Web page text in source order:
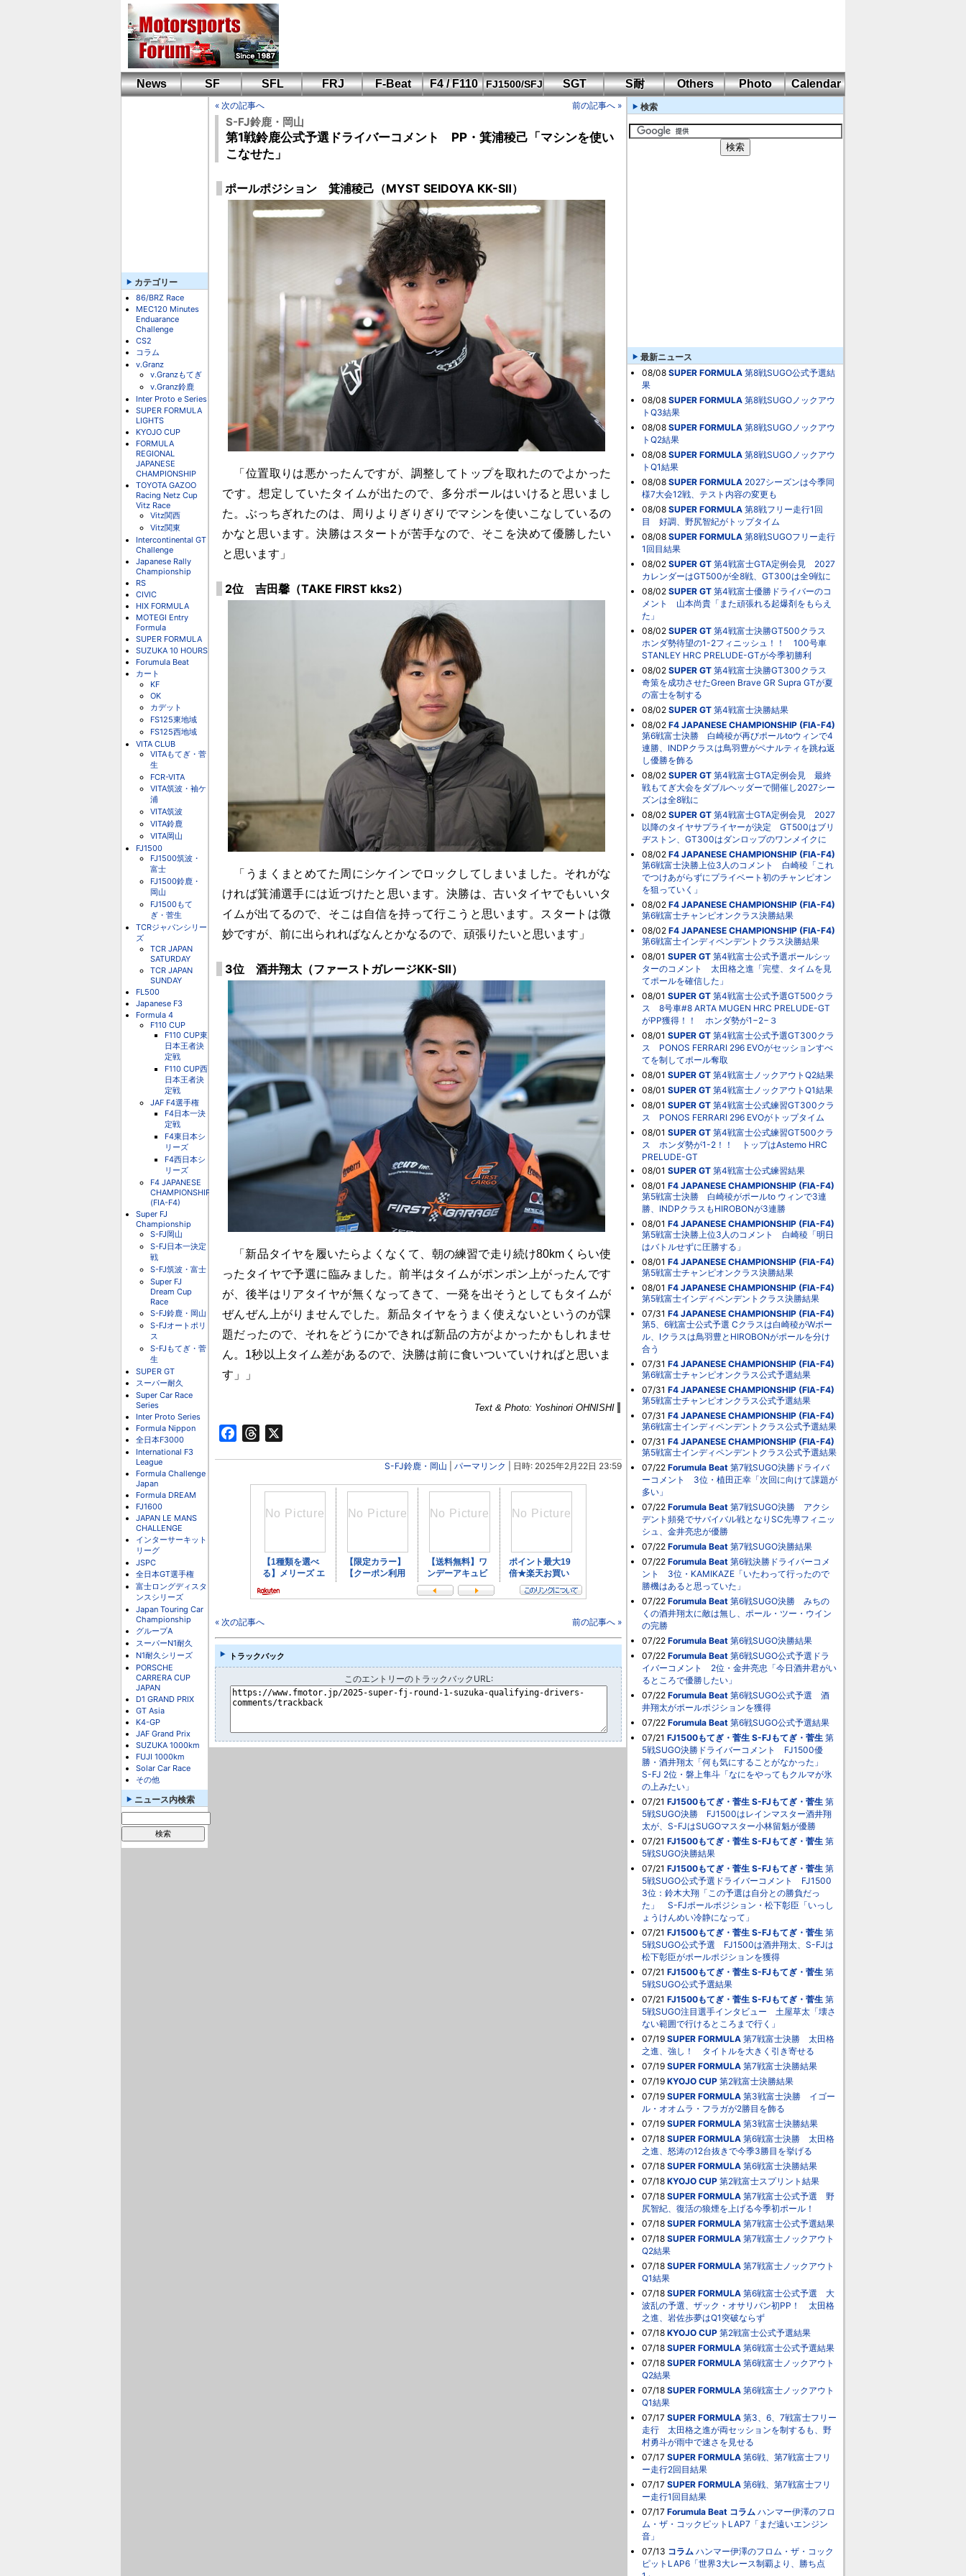
News SF SFL FRJ F-Beat
F4 / F110
FJ1500/SFJ SGT S耐 Others Photo Calendar
カテゴリー
86/BRZ Race
MEC120 Minutes
Enduarance
Challenge
CS2
コラム
v.Granz
v.Granzもてぎ
v.Granz鈴鹿
Inter Proto e Series
SUPER FORMULA
LIGHTS
KYOJO CUP
FORMULA
REGIONAL
JAPANESE
CHAMPIONSHIP
TOYOTA GAZOO
Racing Netz Cup
Vitz Race
Vitz関西
Vitz関東
Intercontinental GT
Challenge
Japanese Rally
Championship
RS
CIVIC
HIX FORMULA
MOTEGI Entry
Formula
SUPER FORMULA
SUZUKA 10 HOURS
Forumula Beat
カート
KF
OK
カデット
FS125東地域
FS125西地域
VITA CLUB
VITAもてぎ・菅
生
FCR-VITA
VITA筑波・袖ケ
浦
VITA筑波
VITA鈴鹿
VITA岡山
FJ1500
FJ1500筑波・
富士
FJ1500鈴鹿・
岡山
FJ1500もて
ぎ・菅生
TCRジャパンシリー
ズ
TCR JAPAN
SATURDAY
TCR JAPAN
SUNDAY
FL500
Japanese F3
Formula 4
F110 CUP
F110 CUP東
日本王者決
定戦
F110 CUP西
日本王者決
定戦
JAF F4選手権
F4日本一決
定戦
F4東日本シ
リーズ
F4西日本シ
リーズ
F4 JAPANESE
CHAMPIONSHIP
(FIA-F4)
Super FJ
Championship
S-FJ岡山
S-FJ日本一決定
戦
S-FJ筑波・富士
Super FJ
Dream Cup
Race
S-FJ鈴鹿・岡山
S-FJオートポリ
ス
S-FJもてぎ・菅
生
SUPER GT
スーパー耐久
Super Car Race
Series
Inter Proto Series
Formula Nippon
全日本F3000
International F3
League
Formula Challenge
Japan
Formula DREAM
FJ1600
JAPAN LE MANS
CHALLENGE
インターサーキット
リーグ
JSPC
全日本GT選手権
富士ロングディスタ
ンスシリーズ
Japan Touring Car
Championship
グループA
スーパーN1耐久
N1耐久シリーズ
PORSCHE
CARRERA CUP
JAPAN
D1 GRAND PRIX
GT Asia
K4-GP
JAF Grand Prix
SUZUKA 1000km
FUJI 1000km
Solar Car Race
その他
ニュース内検索
« 次の記事へ 前の記事へ »
S-FJ鈴鹿・岡山
第1戦鈴鹿公式予選ドライバーコメント PP・箕浦稜己「マシンを使い
こなせた」
ポールポジション 箕浦稜己（MYST SEIDOYA KK-SⅡ）
「位置取りは悪かったんですが、調整してトップを取れたのでよかった
です。想定していたタイムが出たので、多分ポールはいけると思いまし
た。ぶっちぎれたのは、周りよりぎりぎりでマシンを使いこなしているの
かなと思います。決勝はスタートが苦手なので、そこを決めて優勝したい
と思います」
2位 吉田馨（TAKE FIRST kks2）
「うまくまとめてた周にシケインでロックしてしまいました。それがな
ければ箕浦選手には近づけたと思います。決勝は、古いタイヤでもいいタ
イムが出てるので、そこは自信を持って行こうと思います。スタートは微
妙ですが、前に出られればなんとかなるので、頑張りたいと思います」
3位 酒井翔太（ファーストガレージKK-SⅡ）
「新品タイヤを履いたらよくなくて、朝の練習で走り続け80kmくらい使
ったタイヤで予選に臨みました。前半はタイムがポンポン上がったんです
が、後半はリアタイヤが無くなってきて、一発を出そうとしてもタイムが
ぜんぜん上がりませんでした。新品タイヤをうまく使えないというのが課
題だったので、それをどうにかできれば新品の方がよかったかもしれませ
ん。1秒以上タイム差があるので、決勝は前に食いついていければと思いま
す」」
Text & Photo: Yoshinori OHNISHI
Facebook
Threads
S-FJ鈴鹿・岡山 パーマリンク | 日時: 2025年2月22日 23:59
« 次の記事へ 前の記事へ »
トラックバック
このエントリーのトラックバックURL:
検索
最新ニュース
08/08 SUPER FORMULA 第8戦SUGO公式予選結
果
08/08 SUPER FORMULA 第8戦SUGOノックアウ
トQ3結果
08/08 SUPER FORMULA 第8戦SUGOノックアウ
トQ2結果
08/08 SUPER FORMULA 第8戦SUGOノックアウ
トQ1結果
08/08 SUPER FORMULA 2027シーズンは今季同
様7大会12戦、テスト内容の変更も
08/08 SUPER FORMULA 第8戦フリー走行1回
目 好調、野尻智紀がトップタイム
08/08 SUPER FORMULA 第8戦SUGOフリー走行
1回目結果
08/02 SUPER GT 第4戦富士GTA定例会見 2027
カレンダーはGT500が全8戦、GT300は全9戦に
08/02 SUPER GT 第4戦富士優勝ドライバーのコ
メント 山本尚貴「また頑張れる起爆剤をもらえ
た」
08/02 SUPER GT 第4戦富士決勝GT500クラス
ホンダ勢待望の1-2フィニッシュ！！ 100号車
STANLEY HRC PRELUDE-GTが今季初勝利
08/02 SUPER GT 第4戦富士決勝GT300クラス
奇策を成功させたGreen Brave GR Supra GTが夏
の富士を制する
08/02 SUPER GT 第4戦富士決勝結果
08/02 F4 JAPANESE CHAMPIONSHIP (FIA-F4)
第6戦富士決勝 白崎稜が再びポールtoウィンで4
連勝、INDPクラスは鳥羽豊がペナルティを跳ね返
し優勝を飾る
08/02 SUPER GT 第4戦富士GTA定例会見 最終
戦もてぎ大会をダブルヘッダーで開催し2027シー
ズンは全8戦に
08/02 SUPER GT 第4戦富士GTA定例会見 2027
以降のタイヤサプライヤーが決定 GT500はブリ
ヂストン、GT300はダンロップのワンメイクに
08/02 F4 JAPANESE CHAMPIONSHIP (FIA-F4)
第6戦富士決勝上位3人のコメント 白崎稜「これ
でつけあがらずにプライベート初のチャンピオン
を狙っていく」
08/02 F4 JAPANESE CHAMPIONSHIP (FIA-F4)
第6戦富士チャンピオンクラス決勝結果
08/02 F4 JAPANESE CHAMPIONSHIP (FIA-F4)
第6戦富士インディペンデントクラス決勝結果
08/01 SUPER GT 第4戦富士公式予選ポールシッ
ターのコメント 太田格之進「完璧、タイムを見
てポールを確信した」
08/01 SUPER GT 第4戦富士公式予選GT500クラ
ス 8号車#8 ARTA MUGEN HRC PRELUDE-GT
がPP獲得！！ ホンダ勢が1−2−３
08/01 SUPER GT 第4戦富士公式予選GT300クラ
ス PONOS FERRARI 296 EVOがセッションすべ
てを制してポール奪取
08/01 SUPER GT 第4戦富士ノックアウトQ2結果
08/01 SUPER GT 第4戦富士ノックアウトQ1結果
08/01 SUPER GT 第4戦富士公式練習GT300クラ
ス PONOS FERRARI 296 EVOがトップタイム
08/01 SUPER GT 第4戦富士公式練習GT500クラ
ス ホンダ勢が1-2！！ トップはAstemo HRC
PRELUDE-GT
08/01 SUPER GT 第4戦富士公式練習結果
08/01 F4 JAPANESE CHAMPIONSHIP (FIA-F4)
第5戦富士決勝 白崎稜がポールto ウィンで3連
勝、INDPクラスもHIROBONが3連勝
08/01 F4 JAPANESE CHAMPIONSHIP (FIA-F4)
第5戦富士決勝上位3人のコメント 白崎稜「明日
はバトルせずに圧勝する」
08/01 F4 JAPANESE CHAMPIONSHIP (FIA-F4)
第5戦富士チャンピオンクラス決勝結果
08/01 F4 JAPANESE CHAMPIONSHIP (FIA-F4)
第5戦富士インディペンデントクラス決勝結果
07/31 F4 JAPANESE CHAMPIONSHIP (FIA-F4)
第5、6戦富士公式予選 Cクラスは白崎稜がWポー
ル、Iクラスは鳥羽豊とHIROBONがポールを分け
合う
07/31 F4 JAPANESE CHAMPIONSHIP (FIA-F4)
第6戦富士チャンピオンクラス公式予選結果
07/31 F4 JAPANESE CHAMPIONSHIP (FIA-F4)
第5戦富士チャンピオンクラス公式予選結果
07/31 F4 JAPANESE CHAMPIONSHIP (FIA-F4)
第6戦富士インディペンデントクラス公式予選結果
07/31 F4 JAPANESE CHAMPIONSHIP (FIA-F4)
第5戦富士インディペンデントクラス公式予選結果
07/22 Forumula Beat 第7戦SUGO決勝ドライバ
ーコメント 3位・植田正幸「次回に向けて課題が
多い」
07/22 Forumula Beat 第7戦SUGO決勝 アクシ
デント頻発でサバイバル戦となりSC先導フィニッ
シュ、金井亮忠が優勝
07/22 Forumula Beat 第7戦SUGO決勝結果
07/22 Forumula Beat 第6戦決勝ドライバーコメ
ント 3位・KAMIKAZE「いたわって行ったので
勝機はあると思っていた」
07/22 Forumula Beat 第6戦SUGO決勝 みちの
くの酒井翔太に敵は無し、ポール・ツー・ウイン
の完勝
07/22 Forumula Beat 第6戦SUGO決勝結果
07/22 Forumula Beat 第6戦SUGO公式予選ドラ
イバーコメント 2位・金井亮忠「今日酒井君がい
るところで優勝したい」
07/22 Forumula Beat 第6戦SUGO公式予選 酒
井翔太がポールポジションを獲得
07/22 Forumula Beat 第6戦SUGO公式予選結果
07/21 FJ1500もてぎ・菅生 S-FJもてぎ・菅生 第
5戦SUGO決勝ドライバーコメント FJ1500優
勝・酒井翔太「何も気にすることがなかった」
S-FJ 2位・磐上隼斗「なにをやってもクルマが氷
の上みたい」
07/21 FJ1500もてぎ・菅生 S-FJもてぎ・菅生 第
5戦SUGO決勝 FJ1500はレインマスター酒井翔
太が、S-FJはSUGOマスター小林留魁が優勝
07/21 FJ1500もてぎ・菅生 S-FJもてぎ・菅生 第
5戦SUGO決勝結果
07/21 FJ1500もてぎ・菅生 S-FJもてぎ・菅生 第
5戦SUGO公式予選ドライバーコメント FJ1500
3位：鈴木大翔「この予選は自分との勝負だっ
た」 S-FJポールポジション・松下彰臣「いっし
ょうけんめい冷静になって」
07/21 FJ1500もてぎ・菅生 S-FJもてぎ・菅生 第
5戦SUGO公式予選 FJ1500は酒井翔太、S-FJは
松下彰臣がポールポジションを獲得
07/21 FJ1500もてぎ・菅生 S-FJもてぎ・菅生 第
5戦SUGO公式予選結果
07/21 FJ1500もてぎ・菅生 S-FJもてぎ・菅生 第
5戦SUGO注目選手インタビュー 土屋草太「壊さ
ない範囲で行けるところまで行く」
07/19 SUPER FORMULA 第7戦富士決勝 太田格
之進、強し！ タイトルを大きく引き寄せる
07/19 SUPER FORMULA 第7戦富士決勝結果
07/19 KYOJO CUP 第2戦富士決勝結果
07/19 SUPER FORMULA 第3戦富士決勝 イゴー
ル・オオムラ・フラガが2勝目を飾る
07/19 SUPER FORMULA 第3戦富士決勝結果
07/18 SUPER FORMULA 第6戦富士決勝 太田格
之進、怒涛の12台抜きで今季3勝目を挙げる
07/18 SUPER FORMULA 第6戦富士決勝結果
07/18 KYOJO CUP 第2戦富士スプリント結果
07/18 SUPER FORMULA 第7戦富士公式予選 野
尻智紀、復活の狼煙を上げる今季初ポール！
07/18 SUPER FORMULA 第7戦富士公式予選結果
07/18 SUPER FORMULA 第7戦富士ノックアウト
Q2結果
07/18 SUPER FORMULA 第7戦富士ノックアウト
Q1結果
07/18 SUPER FORMULA 第6戦富士公式予選 大
波乱の予選、ザック・オサリバン初PP！ 太田格
之進、岩佐歩夢はQ1突破ならず
07/18 KYOJO CUP 第2戦富士公式予選結果
07/18 SUPER FORMULA 第6戦富士公式予選結果
07/18 SUPER FORMULA 第6戦富士ノックアウト
Q2結果
07/18 SUPER FORMULA 第6戦富士ノックアウト
Q1結果
07/17 SUPER FORMULA 第3、6、7戦富士フリー
走行 太田格之進が両セッションを制するも、野
村勇斗が雨中で速さを見せる
07/17 SUPER FORMULA 第6戦、第7戦富士フリ
ー走行2回目結果
07/17 SUPER FORMULA 第6戦、第7戦富士フリ
ー走行1回目結果
07/17 Forumula Beat コラム ハンマー伊澤のフロ
ム・ザ・コックピットLAP7「まだ遠いエンジン
音」
07/13 コラム ハンマー伊澤のフロム・ザ・コック
ピットLAP6「世界3大レース制覇より、勝ち点